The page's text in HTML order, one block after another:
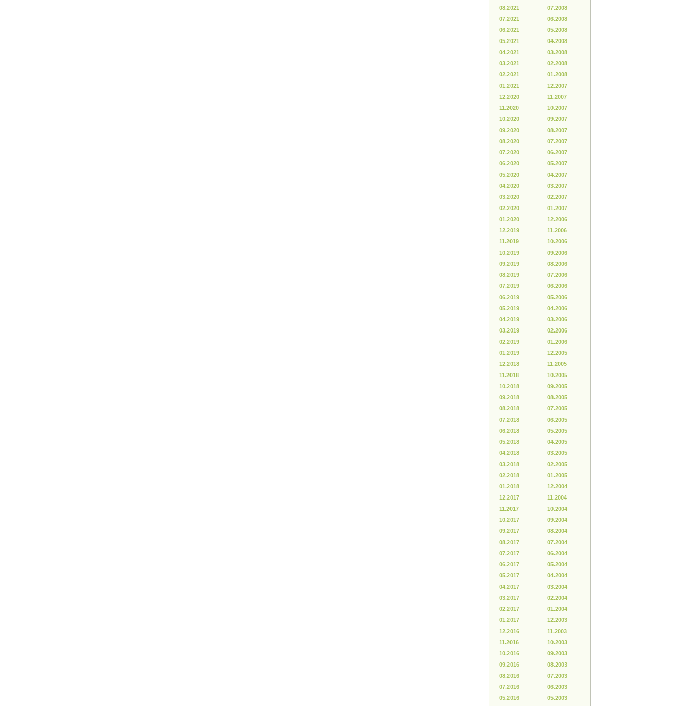
08.2021
07.2021
06.2021
05.2021
04.2021
03.2021
02.2021
01.2021
12.2020
11.2020
10.2020
09.2020
08.2020
07.2020
06.2020
05.2020
04.2020
03.2020
02.2020
01.2020
12.2019
11.2019
10.2019
09.2019
08.2019
07.2019
06.2019
05.2019
04.2019
03.2019
02.2019
01.2019
12.2018
11.2018
10.2018
09.2018
08.2018
07.2018
06.2018
05.2018
04.2018
03.2018
02.2018
01.2018
12.2017
11.2017
10.2017
09.2017
08.2017
07.2017
06.2017
05.2017
04.2017
03.2017
02.2017
01.2017
12.2016
11.2016
10.2016
09.2016
08.2016
07.2016
05.2016
07.2008
06.2008
05.2008
04.2008
03.2008
02.2008
01.2008
12.2007
11.2007
10.2007
09.2007
08.2007
07.2007
06.2007
05.2007
04.2007
03.2007
02.2007
01.2007
12.2006
11.2006
10.2006
09.2006
08.2006
07.2006
06.2006
05.2006
04.2006
03.2006
02.2006
01.2006
12.2005
11.2005
10.2005
09.2005
08.2005
07.2005
06.2005
05.2005
04.2005
03.2005
02.2005
01.2005
12.2004
11.2004
10.2004
09.2004
08.2004
07.2004
06.2004
05.2004
04.2004
03.2004
02.2004
01.2004
12.2003
11.2003
10.2003
09.2003
08.2003
07.2003
06.2003
05.2003